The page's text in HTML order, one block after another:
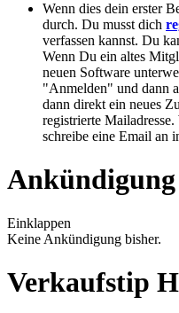
Wenn dies dein erster
durch. Du musst dich
verfassen kannst. Du
Wenn Du ein altes
neuen Software
"Anmelden" und dann
dann direkt ein neues
registrierte
schreibe eine Email an
Ankündigung
Einklappen
Keine Ankündigung bisher.
Verkaufstip